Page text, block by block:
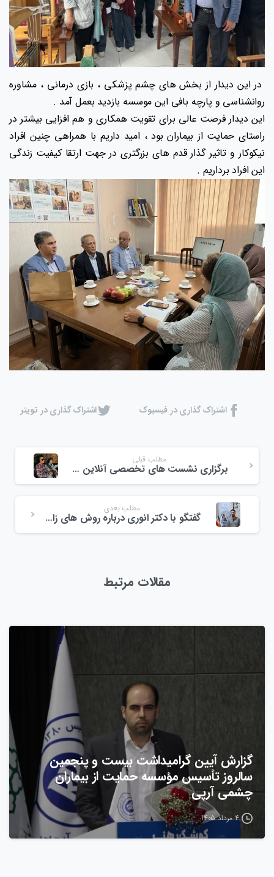
در این دیدار از بخش های چشم پزشکی ، بازی درمانی ، مشاوره
روانشناسی و پارچه بافی این موسسه بازدید بعمل آمد .
این دیدار فرصت عالی برای تقویت همکاری و هم افزایی بیشتر در
راستای حمایت از بیماران بود ، امید داریم با همراهی چنین افراد
نیکوکار و تاثیر گذار قدم های بزرگتری در جهت ارتقا کیفیت زندگی
این افراد برداریم .
اشتراک گذاری در فیسبوک اشتراک گذاری در تویتر
مطلب قبلی
برگزاری نشست های تخصصی آنلاین با موضوع بیماری آرپی
مطلب بعدی
گفتگو با دکتر انوری درباره روش های زایمان خانم های مبتلا به آرپی
مقالات مرتبط
گزارش آیین گرامیداشت بیست‌ و پنجمین
سالروز تأسیس مؤسسه حمایت از بیماران
چشمی آرپی
۴ مرداد ۱۴۰۵